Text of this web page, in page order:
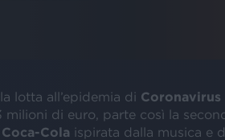
lotta all’epidemia di
di euro, parte così la
Coca-Cola ispirata dalla musica e